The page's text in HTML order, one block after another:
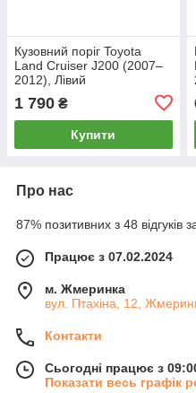
Кузовний поріг Toyota
Land Cruiser J200 (2007–
2012), Лівий
1 790 ₴
Купити
Про нас
87% позитивних з 48 відгуків
Працює з 07.02.2024
м. Жмеринка
вул. Птахіна, 12,
Контакти
Сьогодні працює з
Показати весь графік